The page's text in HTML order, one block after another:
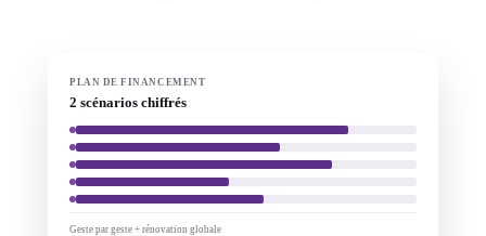
PLAN DE FINANCEMENT
2 scénarios chiffrés
Geste par geste + rénovation globale